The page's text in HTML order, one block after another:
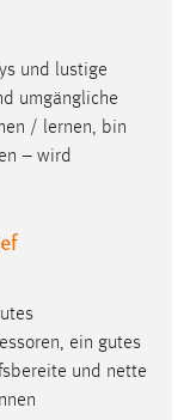
und lustige
umgängliche
/ lernen, bin
– wird
, ein gutes
und nette
anzuzeigen.
Websites